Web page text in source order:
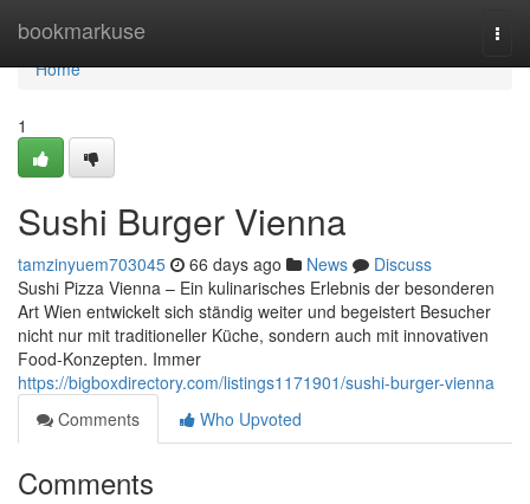
bookmarkuse
Home
Home
1
Sushi Burger Vienna
tamzinyuem703045 66 days ago News
Discuss
Sushi Pizza Vienna – Ein kulinarisches Erlebnis der besonderen
Art Wien entwickelt sich ständig weiter und begeistert Besucher
nicht nur mit traditioneller Küche, sondern auch mit innovativen
Food-Konzepten. Immer
https://bigboxdirectory.com/listings1171901/sushi-burger-vienna
Comments
Who Upvoted
Comments